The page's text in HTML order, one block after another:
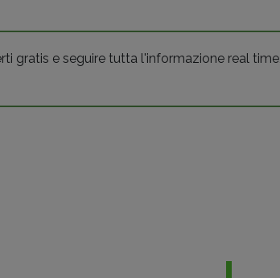
gratis e seguire tutta l'informazione real time,